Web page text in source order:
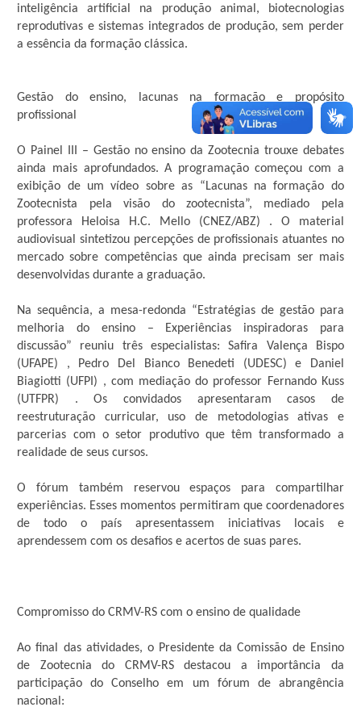
inteligência artificial na produção animal, biotecnologias
reprodutivas e sistemas integrados de produção, sem perder
a essência da formação clássica.
Gestão do ensino, lacunas na formação e propósito
profissional
O Painel III – Gestão no ensino da Zootecnia trouxe debates
ainda mais aprofundados. A programação começou com a
exibição de um vídeo sobre as “Lacunas na formação do
Zootecnista pela visão do zootecnista”, mediado pela
professora Heloisa H.C. Mello (CNEZ/ABZ) . O material
audiovisual sintetizou percepções de profissionais atuantes no
mercado sobre competências que ainda precisam ser mais
desenvolvidas durante a graduação.
Na sequência, a mesa-redonda “Estratégias de gestão para
melhoria do ensino – Experiências inspiradoras para
discussão” reuniu três especialistas: Safira Valença Bispo
(UFAPE) , Pedro Del Bianco Benedeti (UDESC) e Daniel
Biagiotti (UFPI) , com mediação do professor Fernando Kuss
(UTFPR) . Os convidados apresentaram casos de
reestruturação curricular, uso de metodologias ativas e
parcerias com o setor produtivo que têm transformado a
realidade de seus cursos.
O fórum também reservou espaços para compartilhar
experiências. Esses momentos permitiram que coordenadores
de todo o país apresentassem iniciativas locais e
aprendessem com os desafios e acertos de suas pares.
Compromisso do CRMV-RS com o ensino de qualidade
Ao final das atividades, o Presidente da Comissão de Ensino
de Zootecnia do CRMV-RS destacou a importância da
participação do Conselho em um fórum de abrangência
nacional: